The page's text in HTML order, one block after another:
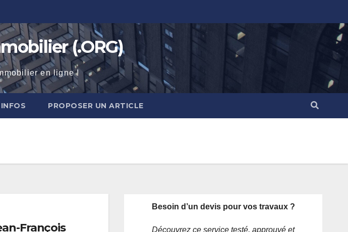
(.ORG)
en ligne !
PROPOSER UN ARTICLE
François
Besoin d’un devis pour vos travaux ?
Découvrez ce service testé, approuvé et